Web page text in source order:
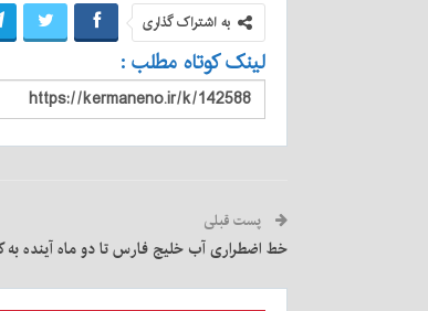
به اشتراک گذاری
لینک کوتاه مطلب :
پست قبلی
خط اضطراری آب خلیج فارس تا دو ماه آینده